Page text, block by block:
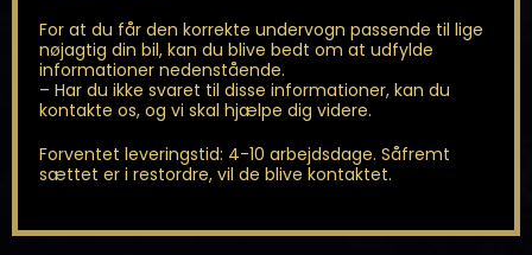
For at du får den korrekte undervogn passende til lige
nøjagtig din bil, kan du blive bedt om at udfylde
informationer nedenstående.
– Har du ikke svaret til disse informationer, kan du
kontakte os, og vi skal hjælpe dig videre.
Forventet leveringstid: 4-10 arbejdsdage. Såfremt
sættet er i restordre, vil de blive kontaktet.